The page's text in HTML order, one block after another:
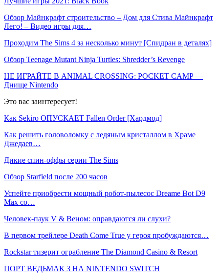
Обзор Майнкрафт строительство – Дом для Стива Майнкрафт
Лего! – Видео игры для…
Проходим The Sims 4 за несколько минут [Спидран в деталях]
Обзор Teenage Mutant Ninja Turtles: Shredder’s Revenge
НЕ ИГРАЙТЕ В ANIMAL CROSSING: POCKET CAMP —
Днище Nintendo
Это вас заинтересует!
Как Sekiro ОПУСКАЕТ Fallen Order [Хардмод]
Как решить головоломку с ледяным кристаллом в Храме
Джедаев…
Дикие спин-оффы серии The Sims
Обзор Starfield после 200 часов
Успейте приобрести мощный робот-пылесос Dreame Bot D9
Max со…
Человек-паук V & Веном: оправдаются ли слухи?
В первом трейлере Death Come True у героя пробуждаются…
Rockstar тизерит ограбление The Diamond Casino & Resort
ПОРТ ВЕДЬМАК 3 НА NINTENDO SWITCH